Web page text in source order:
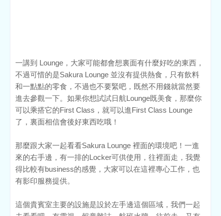
一講到 Lounge，大家可能都會想裏面有什麼好吃的東西，
不過可惜的是Sakura Lounge 並沒有提供熱食，只有飲料
和一點點的零食，不過也不要緊吧，既然不用錢就當然要
進去參觀一下。如果你想試試日航Lounge既美食，那麼你
可以乘搭它的First Class，就可以進First Class Lounge
了，裏面相信會後好東西吃哦！
那麼跟大家一起看看Sakura Lounge 裡面的環境吧！一進
來的右手邊，有一排的Locker可供使用，往裡面走，我覺
得比較有business的感覺，大家可以在這裡專心工作，也
有影印服務提供。
這個貴賓室主要的設施是設於左手邊這個區域，我們一起